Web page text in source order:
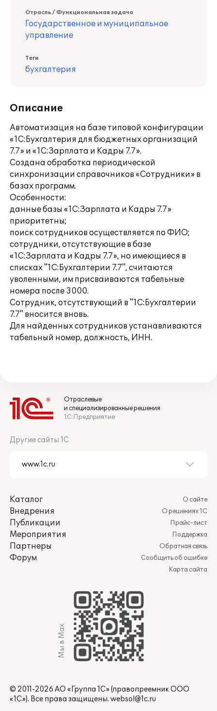
Отрасль / Функциональная задача
Государственное и муниципальное
управление
Теги
бухгалтерия
Описание
Автоматизация на базе типовой конфигурации
«1С:Бухгалтерия для бюджетных организаций
7.7» и «1С:Зарплата и Кадры 7.7».
Создана обработка периодической
синхронизации справочников «Сотрудники» в
базах программ.
Особенности:
данные базы «1С:Зарплата и Кадры 7.7»
приоритетны;
поиск сотрудников осуществляется по ФИО;
сотрудники, отсутствующие в базе
«1С:Зарплата и Кадры 7.7», но имеющиеся в
списках "1С:Бухгалтерии 7.7", считаются
уволенными, им присваиваются табельные
номера после 3000.
Сотрудник, отсутствующий в "1С:Бухгалтерии
7.7" вносится вновь.
Для найденных сотрудников устанавливаются
табельный номер, должность, ИНН.
Отраслевые
и специализированные решения
1С:Предприятие
Другие сайты 1С
Каталог
Внедрения
Публикации
Мероприятия
Партнеры
Форум
О сайте
О решениях 1С
Прайс-лист
Поддержка
Обратная связь
Сообщить об ошибке
Карта сайта
Мы в Max
© 2011-2026 АО «Группа 1С» (правопреемник ООО
«1С»). Все права защищены. websol@1c.ru